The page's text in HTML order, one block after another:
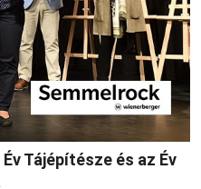
Tájépítésze és az Év